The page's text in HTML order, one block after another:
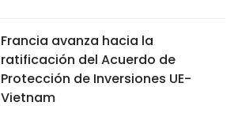
Francia avanza hacia la
ratificación del Acuerdo de
Protección de Inversiones UE-
Vietnam